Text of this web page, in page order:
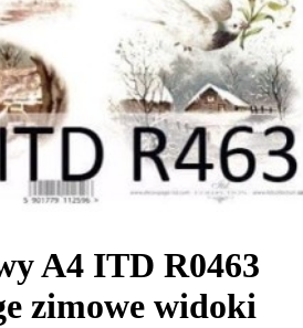
A4 ITD R0463
zimowe widoki